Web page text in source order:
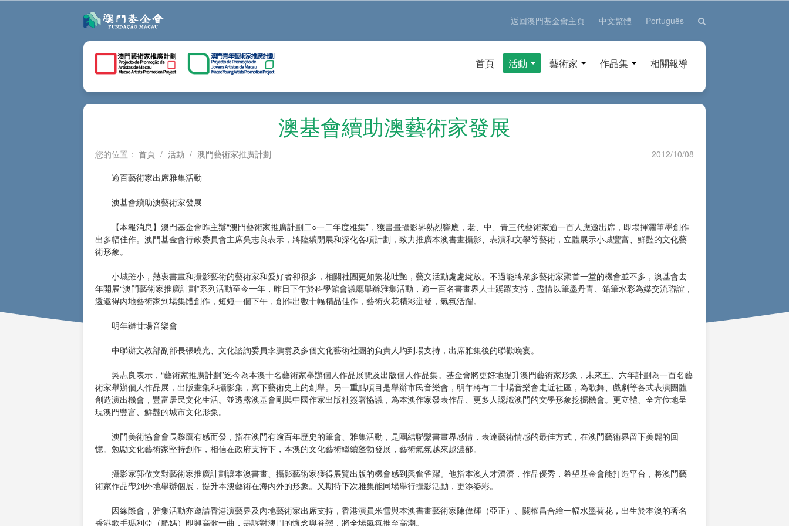
返回澳門基金會主頁 中文繁體 Português
首頁 活動 藝術家 作品集 相關報導
澳基會續助澳藝術家發展
您的位置： 首頁 / 活動 / 澳門藝術家推廣計劃
2012/10/08
逾百藝術家出席雅集活動
澳基會續助澳藝術家發展
【本報消息】澳門基金會昨主辦“澳門藝術家推廣計劃二○一二年度雅集”，獲書畫攝影界熱烈響應，老、中、青三代藝術家逾一百人應邀出席，即場揮灑筆墨創作
出多幅佳作。澳門基金會行政委員會主席吳志良表示，將陸續開展和深化各項計劃，致力推廣本澳書畫攝影、表演和文學等藝術，立體展示小城豐富、鮮豔的文化藝
術形象。
小城雖小，熱衷書畫和攝影藝術的藝術家和愛好者卻很多，相關社團更如繁花吐艷，藝文活動處處綻放。不過能將衆多藝術家聚首一堂的機會並不多，澳基會去
年開展“澳門藝術家推廣計劃”系列活動至今一年，昨日下午於科學館會議廳舉辦雅集活動，逾一百名書畫界人士踴躍支持，盡情以筆墨丹青、鉛筆水彩為媒交流聯誼，
還邀得內地藝術家到場集體創作，短短一個下午，創作出數十幅精品佳作，藝術火花精彩迸發，氣氛活躍。
明年辦廿場音樂會
中聯辦文教部副部長張曉光、文化諮詢委員李鵬翥及多個文化藝術社團的負責人均到場支持，出席雅集後的聯歡晚宴。
吳志良表示，“藝術家推廣計劃”迄今為本澳十名藝術家舉辦個人作品展覽及出版個人作品集。基金會將更好地提升澳門藝術家形象，未來五、六年計劃為一百名藝
術家舉辦個人作品展，出版畫集和攝影集，寫下藝術史上的創舉。另一重點項目是舉辦市民音樂會，明年將有二十場音樂會走近社區，為歌舞、戲劇等各式表演團體
創造演出機會，豐富居民文化生活。並透露澳基會剛與中國作家出版社簽署協議，為本澳作家發表作品、更多人認識澳門的文學形象挖掘機會。更立體、全方位地呈
現澳門豐富、鮮豔的城市文化形象。
澳門美術協會會長黎鷹有感而發，指在澳門有逾百年歷史的筆會、雅集活動，是團結聯繫書畫界感情，表達藝術情感的最佳方式，在澳門藝術界留下美麗的回
憶。勉勵文化藝術家堅持創作，相信在政府支持下，本澳的文化藝術繼續蓬勃發展，藝術氣氛越來越濃郁。
攝影家郭敬文對藝術家推廣計劃讓本澳書畫、攝影藝術家獲得展覽出版的機會感到興奮雀躍。他指本澳人才濟濟，作品優秀，希望基金會能打造平台，將澳門藝
術家作品帶到外地舉辦個展，提升本澳藝術在海內外的形象。又期待下次雅集能同場舉行攝影活動，更添姿彩。
因緣際會，雅集活動亦邀請香港演藝界及內地藝術家出席支持，香港演員米雪與本澳書畫藝術家陳偉輝（亞正）、關權昌合繪一幅水墨荷花，出生於本澳的著名
香港歌手瑪利亞（肥媽）即興高歌一曲，盡訴對澳門的懷念與眷戀，將全場氣氛推至高潮。